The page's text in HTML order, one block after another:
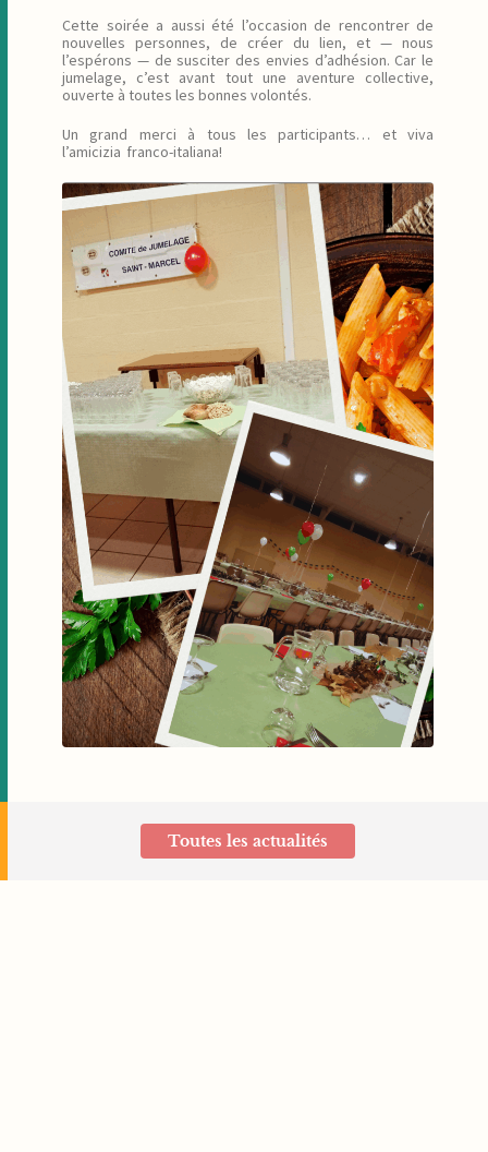
Cette soirée a aussi été l’occasion de rencontrer de
nouvelles personnes, de créer du lien, et — nous
l’espérons — de susciter des envies d’adhésion. Car le
jumelage, c’est avant tout une aventure collective,
ouverte à toutes les bonnes volontés.
Un grand merci à tous les participants… et viva
l’amicizia franco-italiana!
Toutes les actualités